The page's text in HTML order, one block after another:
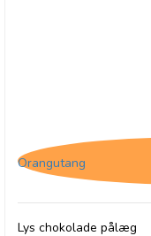
Orangutang
Lys chokolade pålæg